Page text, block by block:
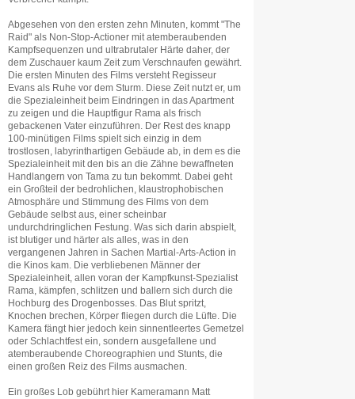
Abgesehen von den ersten zehn Minuten, kommt "The
Raid" als Non-Stop-Actioner mit atemberaubenden
Kampfsequenzen und ultrabrutaler Härte daher, der
dem Zuschauer kaum Zeit zum Verschnaufen gewährt.
Die ersten Minuten des Films versteht Regisseur
Evans als Ruhe vor dem Sturm. Diese Zeit nutzt er, um
die Spezialeinheit beim Eindringen in das Apartment
zu zeigen und die Hauptfigur Rama als frisch
gebackenen Vater einzuführen. Der Rest des knapp
100-minütigen Films spielt sich einzig in dem
trostlosen, labyrinthartigen Gebäude ab, in dem es die
Spezialeinheit mit den bis an die Zähne bewaffneten
Handlangern von Tama zu tun bekommt. Dabei geht
ein Großteil der bedrohlichen, klaustrophobischen
Atmosphäre und Stimmung des Films von dem
Gebäude selbst aus, einer scheinbar
undurchdringlichen Festung. Was sich darin abspielt,
ist blutiger und härter als alles, was in den
vergangenen Jahren in Sachen Martial-Arts-Action in
die Kinos kam. Die verbliebenen Männer der
Spezialeinheit, allen voran der Kampfkunst-Spezialist
Rama, kämpfen, schlitzen und ballern sich durch die
Hochburg des Drogenbosses. Das Blut spritzt,
Knochen brechen, Körper fliegen durch die Lüfte. Die
Kamera fängt hier jedoch kein sinnentleertes Gemetzel
oder Schlachtfest ein, sondern ausgefallene und
atemberaubende Choreographien und Stunts, die
einen großen Reiz des Films ausmachen.
Ein großes Lob gebührt hier Kameramann Matt